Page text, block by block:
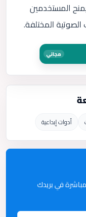
أدوات إبداعية
في بريدك
المستخدمين
المختلفة.
مجاني